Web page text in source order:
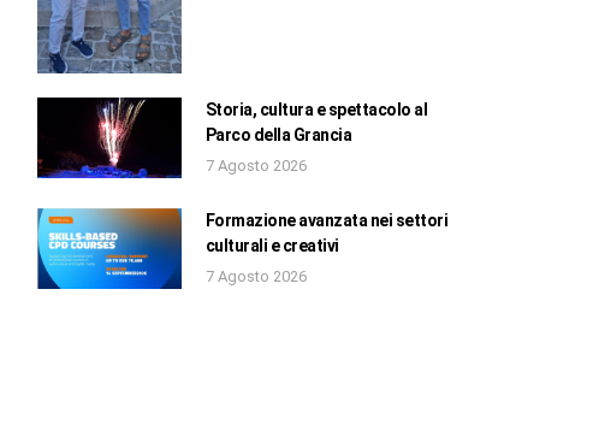
Storia, cultura e spettacolo al
Parco della Grancia
7 Agosto 2026
Formazione avanzata nei settori
culturali e creativi
7 Agosto 2026